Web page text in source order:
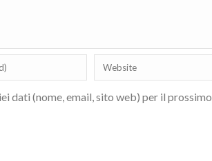
dati (nome, email, sito web) per il prossimo